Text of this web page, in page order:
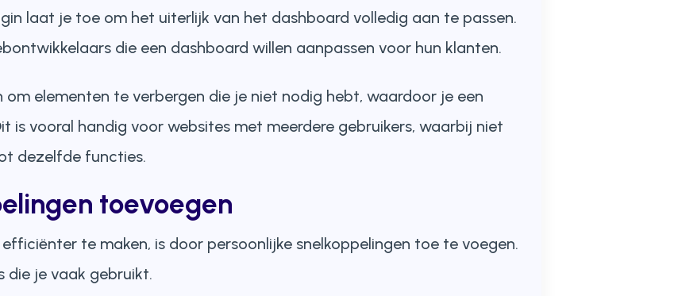
laat je toe om het uiterlijk van het dashboard volledig aan te passen.
die een dashboard willen aanpassen voor hun klanten.
om elementen te verbergen die je niet nodig hebt, waardoor je een
is vooral handig voor websites met meerdere gebruikers, waarbij niet
dezelfde functies.
toevoegen
te maken, is door persoonlijke snelkoppelingen toe te voegen.
die je vaak gebruikt.